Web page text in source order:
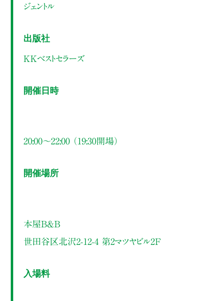
ジェントル
出版社
KKベストセラーズ
開催日時
20:00～22:00 （19:30開場）
開催場所
本屋B&B
世田谷区北沢2-12-4 第2マツヤビル2F
入場料